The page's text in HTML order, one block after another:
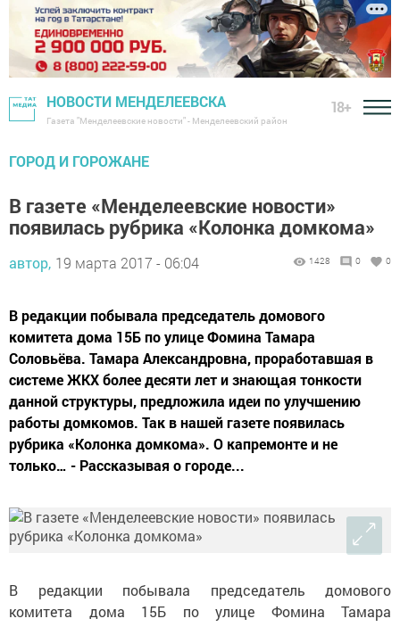
НОВОСТИ МЕНДЕЛЕЕВСКА
Газета "Менделеевские новости" - Менделеевский район
18+
ГОРОД И ГОРОЖАНЕ
В газете «Менделеевские новости»
появилась рубрика «Колонка домкома»
автор, 19 марта 2017 - 06:04 1428 0 0
В редакции побывала председатель домового
комитета дома 15Б по улице Фомина Тамара
Соловьёва. Тамара Александровна, проработавшая в
системе ЖКХ более десяти лет и знающая тонкости
данной структуры, предложила идеи по улучшению
работы домкомов. Так в нашей газете появилась
рубрика «Колонка домкома». О капремонте и не
только… - Рассказывая о городе...
В редакции побывала председатель домового
комитета дома 15Б по улице Фомина Тамара